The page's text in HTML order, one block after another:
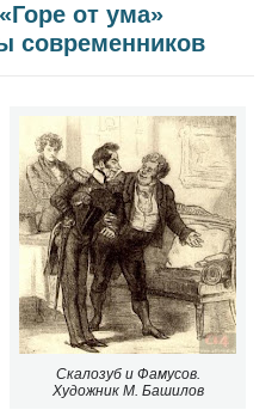
от ума»
современников
Скалозуб и Фамусов.
Художник М. Башилов